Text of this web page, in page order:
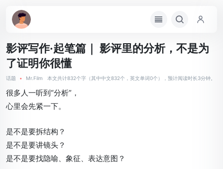
影评写作·起笔篇｜ 影评里的分析，不是为
了证明你很懂
话题 • Mr.Film 本文共计832个字（其中中文832个，英文单词0个），预计阅读时长3分钟。
很多人一听到“分析”，
心里会先紧一下。
是不是要拆结构？
是不是要讲镜头？
是不是要找隐喻、象征、表达意图？